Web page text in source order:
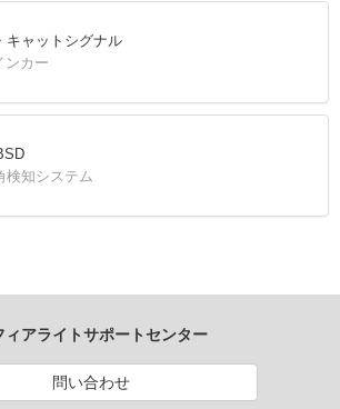
キャットシグナル
ンカー
検知システム
ィアライトサポートセンター
問い合わせ